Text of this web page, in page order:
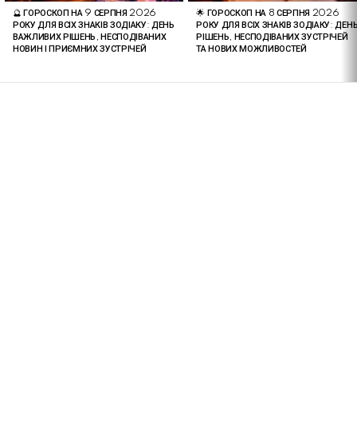
🔮 ГОРОСКОП НА 9 СЕРПНЯ 2026
РОКУ ДЛЯ ВСІХ ЗНАКІВ ЗОДІАКУ: ДЕНЬ
ВАЖЛИВИХ РІШЕНЬ, НЕСПОДІВАНИХ
НОВИН І ПРИЄМНИХ ЗУСТРІЧЕЙ
🌟 ГОРОСКОП НА 8 СЕРПНЯ 2026
РОКУ ДЛЯ ВСІХ ЗНАКІВ ЗОДІАКУ:
РІШЕНЬ, НЕСПОДІВАНИХ ЗУСТРІЧЕЙ
ТА НОВИХ МОЖЛИВОСТЕЙ